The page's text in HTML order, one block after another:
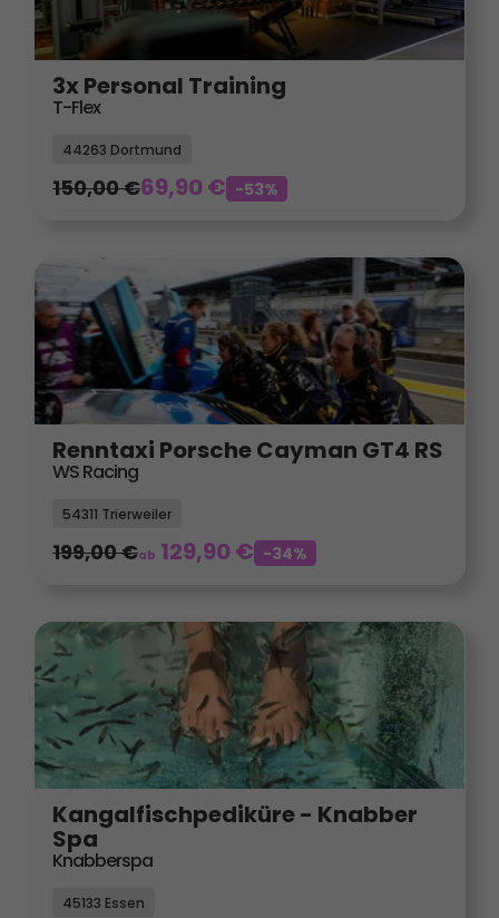
3x Personal Training
T-Flex
44263 Dortmund
150,00€69,90€ -53%
Renntaxi Porsche Cayman GT4 RS
WS Racing
54311 Trierweiler
199,00€ab 129,90€ -34%
Kangalfischpediküre - Knabber
Spa
Knabberspa
45133 Essen